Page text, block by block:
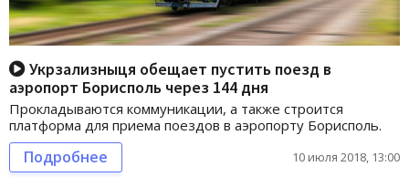
Укрзализныця обещает пустить поезд в
аэропорт Борисполь через 144 дня
Прокладываются коммуникации, а также строится
платформа для приема поездов в аэропорту Борисполь.
Подробнее 10 июля 2018, 13:00